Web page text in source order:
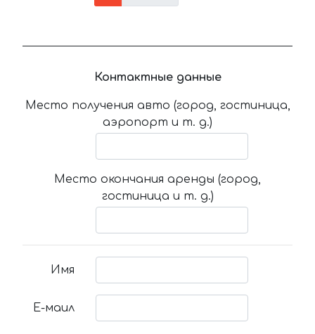
Контактные данные
Место получения авто (город, гостиница,
аэропорт и т. д.)
Место окончания аренды (город,
гостиница и т. д.)
Имя
Е-маил